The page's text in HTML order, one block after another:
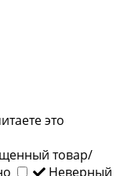
это
товар/
Неверный